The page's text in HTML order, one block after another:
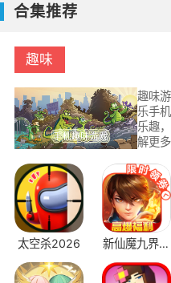
合集推荐
趣味
趣味
乐手
乐趣
解更
同的
各种
太空杀2026
新仙魔九界互
通版